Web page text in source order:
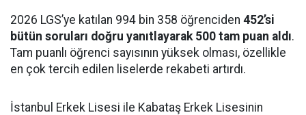
2026 LGS’ye katılan 994 bin 358 öğrenciden 452’si
bütün soruları doğru yanıtlayarak 500 tam puan aldı.
Tam puanlı öğrenci sayısının yüksek olması, özellikle
en çok tercih edilen liselerde rekabeti artırdı.
İstanbul Erkek Lisesi ile Kabataş Erkek Lisesinin